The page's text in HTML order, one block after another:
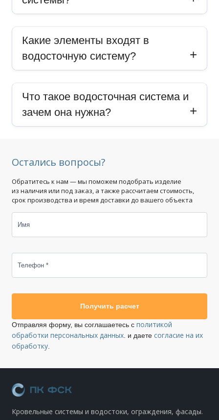
Какие элементы входят в
водосточную систему?
Что такое водосточная система и
зачем она нужна?
Остались вопросы?
Обратитесь к нам — мы поможем подобрать изделие
из наличия или под заказ, а также рассчитаем стоимость,
срок производства и время доставки до вашего объекта
Имя
Телефон *
Получить расчет
Отправляя форму, вы соглашаетесь с политикой
обработки персональных данных. и даете согласие на их
обработку.
Кровельные системы и водостоки, ограждения, фасады.